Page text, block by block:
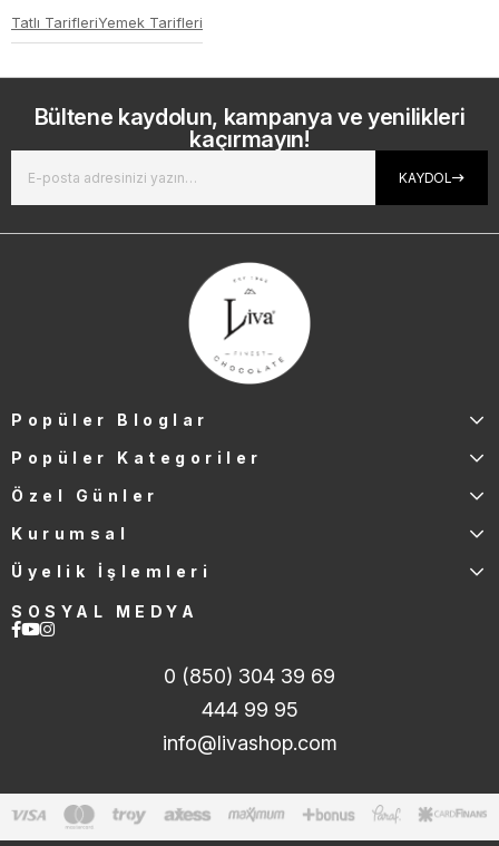
Tatlı TarifleriYemek Tarifleri
Bültene kaydolun, kampanya ve yenilikleri
kaçırmayın!
KAYDOL
Popüler Bloglar
Popüler Kategoriler
Özel Günler
Kurumsal
Üyelik İşlemleri
SOSYAL MEDYA
0 (850) 304 39 69
444 99 95
info@livashop.com